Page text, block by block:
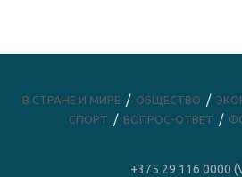
В СТРАНЕ И МИРЕ ОБЩЕСТВО
СПОРТ
ВОПРОС-ОТВЕТ
+375 29 116 0000